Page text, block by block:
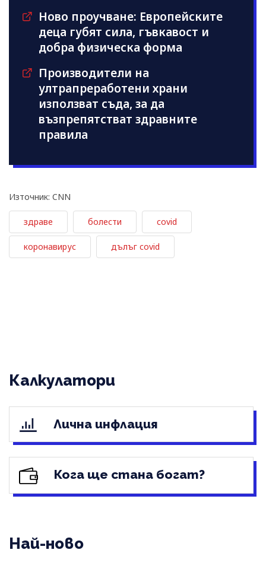
Ново проучване: Европейските
деца губят сила, гъвкавост и
добра физическа форма
Производители на
ултрапреработени храни
използват съдa, за да
възпрепятстват здравните
правила
Източник: CNN
здраве болести covid
коронавирус дълъг covid
Калкулатори
Лична инфлация
Кога ще стана богат?
Най-ново